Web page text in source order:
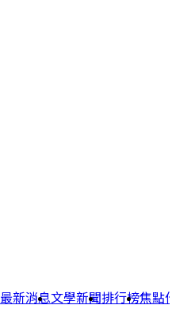
最新消息文學新聞排行榜焦點